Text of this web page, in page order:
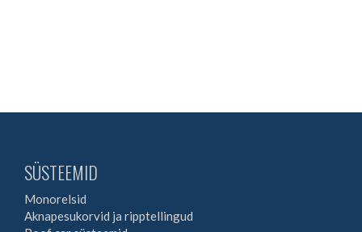
SÜSTEEMID
Monorelsid
Aknapesukorvid ja ripptellingud